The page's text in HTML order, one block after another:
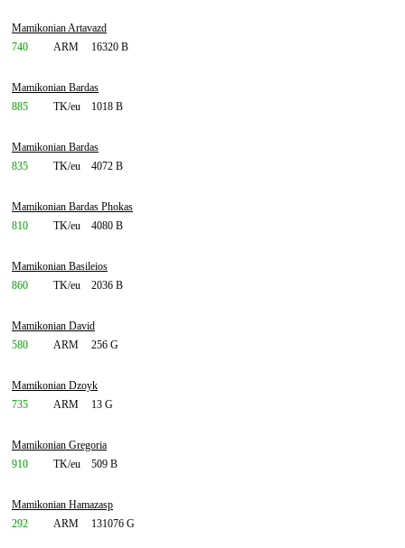
Mamikonian Artavazd
740
ARM 16320 B
Mamikonian Bardas
885
TK/eu 1018 B
Mamikonian Bardas
835
TK/eu 4072 B
Mamikonian Bardas Phokas
810
TK/eu 4080 B
Mamikonian Basileios
860
TK/eu 2036 B
Mamikonian David
580
ARM 256 G
Mamikonian Dzoyk
735
ARM 13 G
Mamikonian Gregoria
910
TK/eu 509 B
Mamikonian Hamazasp
292
ARM 131076 G